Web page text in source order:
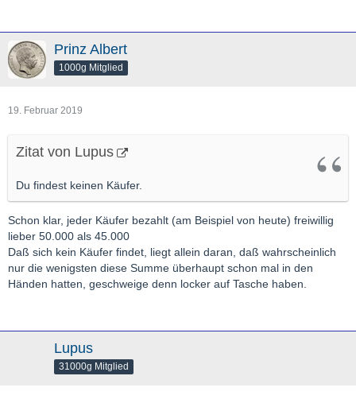
Prinz Albert
1000g Mitglied
19. Februar 2019
Zitat von Lupus
Du findest keinen Käufer.
Schon klar, jeder Käufer bezahlt (am Beispiel von heute) freiwillig
lieber 50.000 als 45.000
Daß sich kein Käufer findet, liegt allein daran, daß wahrscheinlich
nur die wenigsten diese Summe überhaupt schon mal in den
Händen hatten, geschweige denn locker auf Tasche haben.
Lupus
31000g Mitglied